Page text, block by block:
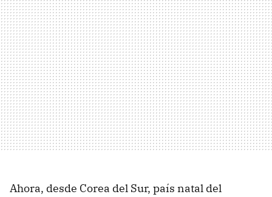
Ahora, desde Corea del Sur, país natal del